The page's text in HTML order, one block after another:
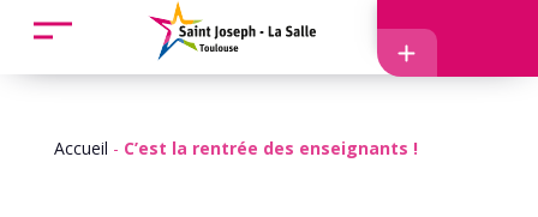
Accueil
Accès
Accueil - C’est la rentrée des enseignants !